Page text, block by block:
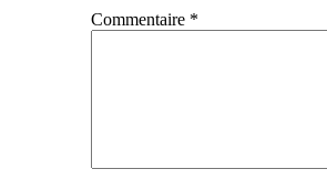
Commentaire *